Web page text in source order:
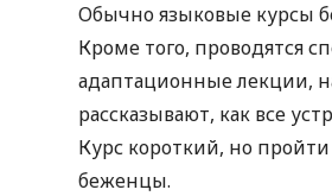
Обычно языковые курсы
Кроме того, проводятся
адаптационные лекции,
рассказывают, как все
Курс короткий, но
беженцы.